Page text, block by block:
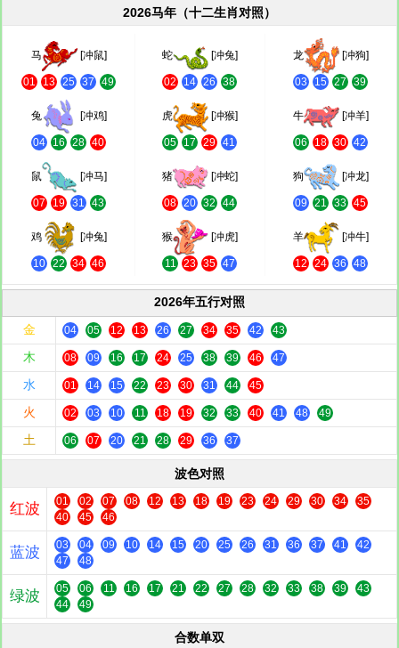
2026马年（十二生肖对照）
马 [冲鼠]
01 13 25 37 49
蛇 [冲兔]
02 14 26 38
龙 [冲狗]
03 15 27 39
兔 [冲鸡]
04 16 28 40
虎 [冲猴]
05 17 29 41
牛 [冲羊]
06 18 30 42
鼠 [冲马]
07 19 31 43
猪 [冲蛇]
08 20 32 44
狗 [冲龙]
09 21 33 45
鸡 [冲兔]
10 22 34 46
猴 [冲虎]
11 23 35 47
羊 [冲牛]
12 24 36 48
2026年五行对照
金
04 05 12 13 26 27 34 35 42 43
木 08 09 16 17 24 25 38 39 46 47
水 01 14 15 22 23 30 31 44 45
火 02 03 10 11 18 19 32 33 40 41 48 49
土 06 07 20 21 28 29 36 37
波色对照
红波 01 02 07 08 12 13 18 19 23 24 29 30 34
35
40
45 46
蓝波 03 04 09 10 14 15 20 25 26 31 36 37 41
42
47
48
绿波 05 06 11 16 17 21 22 27 28 32 33 38 39
43
44
49
合数单双